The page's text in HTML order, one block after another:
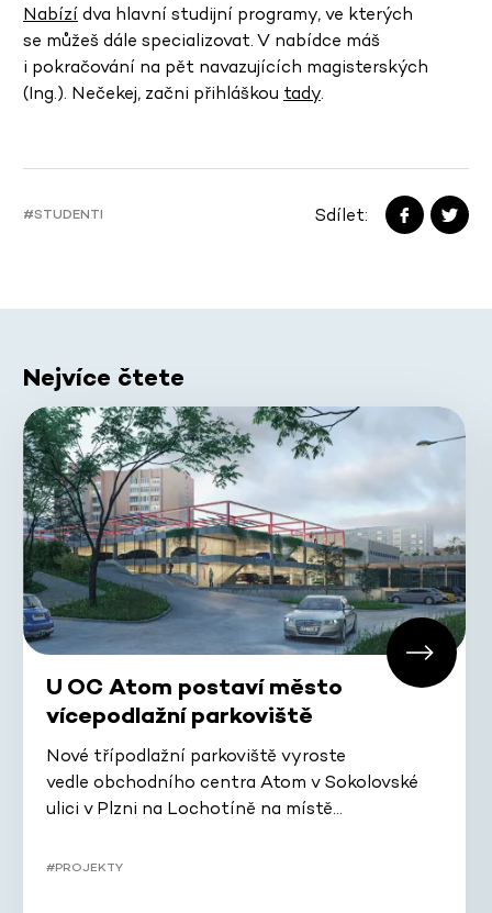
Nabízídva hlavní studijní programy, ve kterých
se můžeš dále specializovat. V nabídce máš
i pokračování na pět navazujících magisterských
(Ing.). Nečekej, začni přihláškou tady.
#STUDENTI Sdílet:
Nejvíce čtete
U OC Atom postaví město
vícepodlažní parkoviště
Nové třípodlažní parkoviště vyroste
vedle obchodního centra Atom v Sokolovské
ulici v Plzni na Lochotíně na místě…
#PROJEKTY